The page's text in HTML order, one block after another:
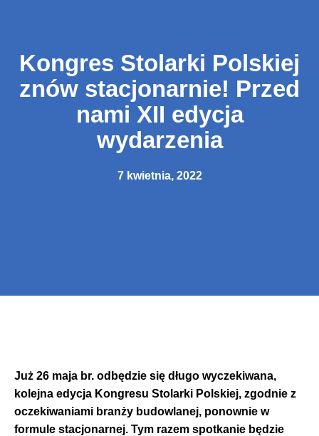
Kongres Stolarki Polskiej
znów stacjonarnie! Przed
nami XII edycja
wydarzenia
7 kwietnia, 2022
Już 26 maja br. odbędzie się długo wyczekiwana,
kolejna edycja Kongresu Stolarki Polskiej, zgodnie z
oczekiwaniami branży budowlanej, ponownie w
formule stacjonarnej. Tym razem spotkanie będzie